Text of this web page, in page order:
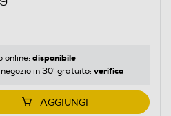
online: disponibile
in 30' gratuito: verifica
AGGIUNGI